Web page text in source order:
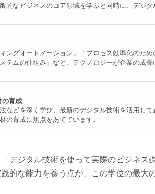
的なビジネスのコア領域を学ぶと同時に、デジタ
ングオートメーション」「プロセス効率化のため
ムの仕組み」など、テクノロジーが企業の成長
の育成
などを深く学び、最新のデジタル技術を活用して
の育成に焦点をあてています。
デジタル技術を使って実際のビジネス
的な能力を養う点が、この学位の最大